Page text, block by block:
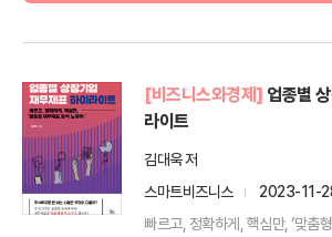
[비즈니스와경제] 업종별
라이트
김대욱 저
스마트비즈니스
2023-11-
빠르고, 정확하게, 핵심만, ‘맞춤